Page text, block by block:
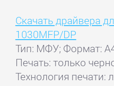
Скачать драйвера
1030MFP/DP
Тип: МФУ; Формат:
Печать: только
Технология печати: